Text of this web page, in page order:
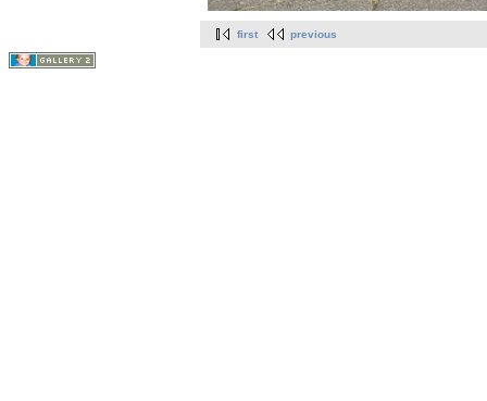
first previous